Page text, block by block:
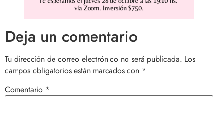
Deja un comentario
Tu dirección de correo electrónico no será publicada. Los
campos obligatorios están marcados con *
Comentario *